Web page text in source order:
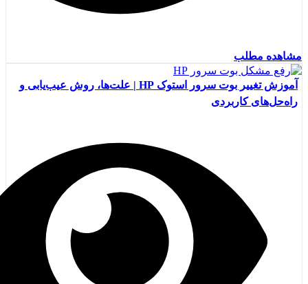
مشاهده مطلب
آموزش تغییر بوت سرور استوک HP | علت‌ها، روش عیب‌یابی و
راه‌حل‌های کاربردی